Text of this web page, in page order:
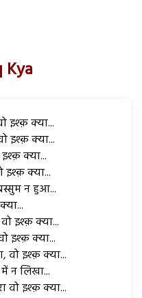
Kya
इश्क़ क्या...
इश्क़ क्या...
क्या...
इश्क़ क्या...
न हुआ...
इश्क़ क्या...
इश्क़ क्या...
इश्क़ क्या...
न लिखा...
वो इश्क़ क्या...